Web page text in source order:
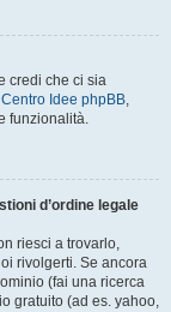
credi che ci sia
Centro Idee phpBB,
funzionalità.
d’ordine legale
riesci a trovarlo,
rivolgerti. Se ancora
(fai una ricerca
gratuito (ad es. yahoo,